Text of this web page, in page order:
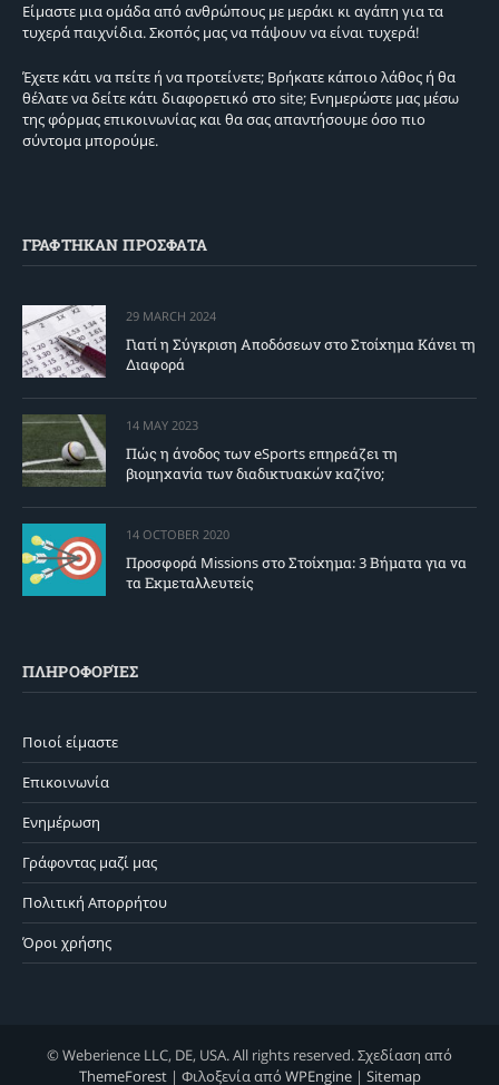
Είμαστε μια ομάδα από ανθρώπους με μεράκι κι αγάπη για τα
τυχερά παιχνίδια. Σκοπός μας να πάψουν να είναι τυχερά!
Έχετε κάτι να πείτε ή να προτείνετε; Βρήκατε κάποιο λάθος ή θα
θέλατε να δείτε κάτι διαφορετικό στο site; Ενημερώστε μας μέσω
της φόρμας επικοινωνίας και θα σας απαντήσουμε όσο πιο
σύντομα μπορούμε.
ΓΡΑΦΤΗΚΑΝ ΠΡΟΣΦΑΤΑ
29 MARCH 2024
Γιατί η Σύγκριση Αποδόσεων στο Στοίχημα Κάνει τη
Διαφορά
14 MAY 2023
Πώς η άνοδος των eSports επηρεάζει τη
βιομηχανία των διαδικτυακών καζίνο;
14 OCTOBER 2020
Προσφορά Missions στο Στοίχημα: 3 Βήματα για να
τα Εκμεταλλευτείς
ΠΛΗΡΟΦΟΡΊΕΣ
Ποιοί είμαστε
Επικοινωνία
Ενημέρωση
Γράφοντας μαζί μας
Πολιτική Απορρήτου
Όροι χρήσης
© Weberience LLC, DE, USA. All rights reserved. Σχεδίαση από
ThemeForest| Φιλοξενία από WPEngine| Sitemap